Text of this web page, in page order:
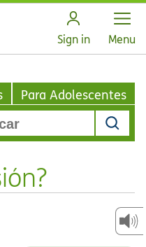
Sign in Open
Menu
Para Adolescentes